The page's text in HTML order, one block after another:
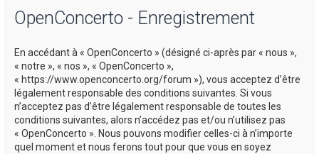
OpenConcerto - Enregistrement
En accédant à « OpenConcerto » (désigné ci-après par « nous »,
« notre », « nos », « OpenConcerto »,
« https://www.openconcerto.org/forum »), vous acceptez d’être
légalement responsable des conditions suivantes. Si vous
n’acceptez pas d’être légalement responsable de toutes les
conditions suivantes, alors n’accédez pas et/ou n’utilisez pas
« OpenConcerto ». Nous pouvons modifier celles-ci à n’importe
quel moment et nous ferons tout pour que vous en soyez